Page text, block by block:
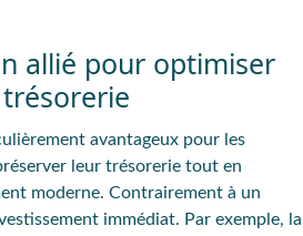
allié pour optimiser
avantageux pour les
leur trésorerie tout en
moderne. Contrairement à un
immédiat. Par exemple, la